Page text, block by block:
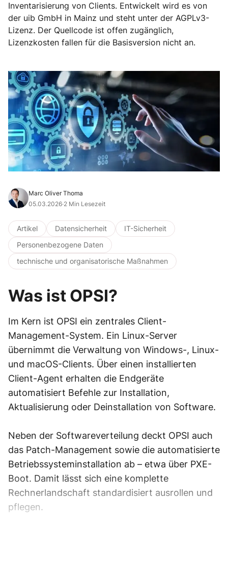
Inventarisierung von Clients. Entwickelt wird es von
der uib GmbH in Mainz und steht unter der AGPLv3-
Lizenz. Der Quellcode ist offen zugänglich,
Lizenzkosten fallen für die Basisversion nicht an.
Marc Oliver Thoma
05.03.2026·2 Min Lesezeit
Artikel Datensicherheit
IT-Sicherheit
Personenbezogene Daten
technische und organisatorische Maßnahmen
Was ist OPSI?
Im Kern ist OPSI ein zentrales Client-
Management-System. Ein Linux-Server
übernimmt die Verwaltung von Windows-, Linux-
und macOS-Clients. Über einen installierten
Client-Agent erhalten die Endgeräte
automatisiert Befehle zur Installation,
Aktualisierung oder Deinstallation von Software.
Neben der Softwareverteilung deckt OPSI auch
das Patch-Management sowie die automatisierte
Betriebssysteminstallation ab – etwa über PXE-
Boot. Damit lässt sich eine komplette
Rechnerlandschaft standardisiert ausrollen und
pflegen.